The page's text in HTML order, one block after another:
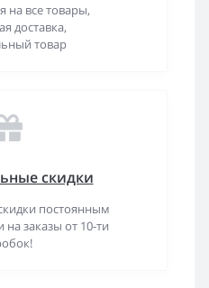
на все товары,
доставка,
товар
скидки
постоянным
на заказы от 10-ти